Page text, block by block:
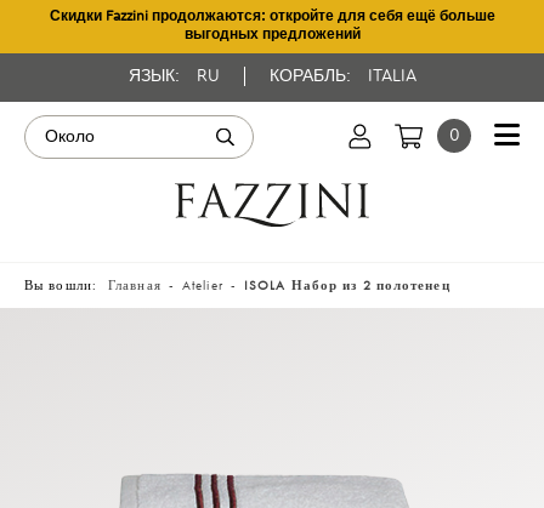
Скидки Fazzini продолжаются: откройте для себя ещё больше
выгодных предложений
ЯЗЫК: RU КОРАБЛЬ: ITALIA
0
Вы вошли: Главная Atelier ISOLA Набор из 2 полотенец